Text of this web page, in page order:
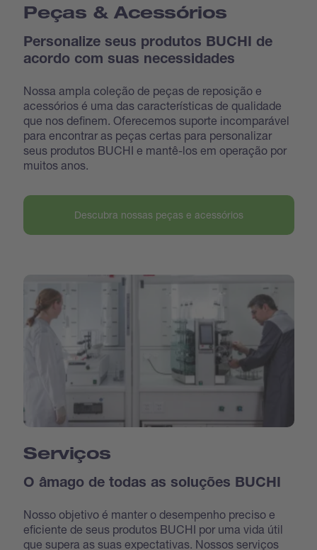
Peças & Acessórios
Personalize seus produtos BUCHI de
acordo com suas necessidades
Nossa ampla coleção de peças de reposição e
acessórios é uma das características de qualidade
que nos definem. Oferecemos suporte incomparável
para encontrar as peças certas para personalizar
seus produtos BUCHI e mantê-los em operação por
muitos anos.
Descubra nossas peças e acessórios
Serviços
O âmago de todas as soluções BUCHI
Nosso objetivo é manter o desempenho preciso e
eficiente de seus produtos BUCHI por uma vida útil
que supera as suas expectativas. Nossos serviços